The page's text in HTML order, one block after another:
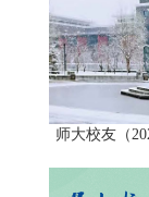
师大校友（